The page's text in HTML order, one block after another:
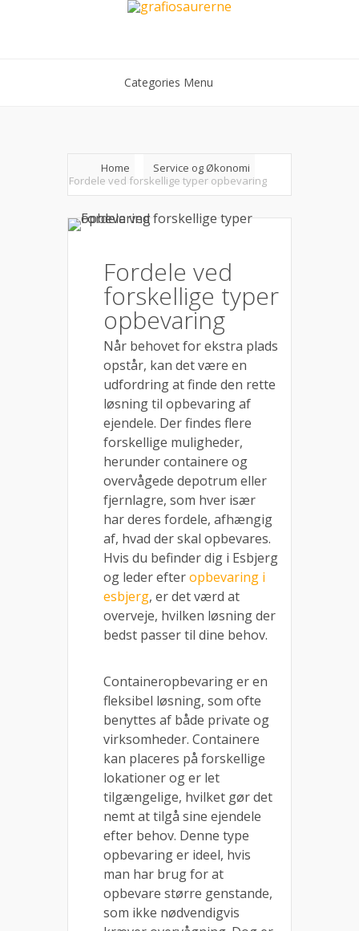
Categories Menu
Home
Service og Økonomi
Fordele ved forskellige typer opbevaring
Fordele ved
forskellige typer
opbevaring
Når behovet for ekstra plads
opstår, kan det være en
udfordring at finde den rette
løsning til opbevaring af
ejendele. Der findes flere
forskellige muligheder,
herunder containere og
overvågede depotrum eller
fjernlagre, som hver især
har deres fordele, afhængig
af, hvad der skal opbevares.
Hvis du befinder dig i Esbjerg
og leder efteropbevaring i
esbjerg, er det værd at
overveje, hvilken løsning der
bedst passer til dine behov.
Containeropbevaring er en
fleksibel løsning, som ofte
benyttes af både private og
virksomheder. Containere
kan placeres på forskellige
lokationer og er let
tilgængelige, hvilket gør det
nemt at tilgå sine ejendele
efter behov. Denne type
opbevaring er ideel, hvis
man har brug for at
opbevare større genstande,
som ikke nødvendigvis